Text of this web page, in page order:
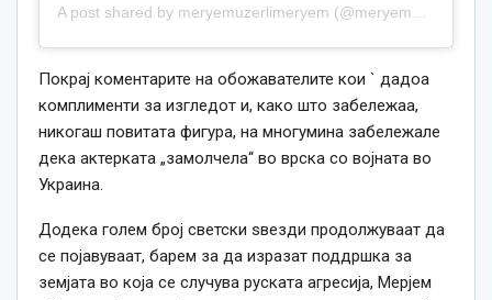
A post shared by meryemuzerlimeryem (@meryemuzerlimeryem)
Покрај коментарите на обожавателите кои ` дадоа
комплименти за изгледот и, како што забележаа,
никогаш повитата фигура, на многумина забележале
дека актерката „замолчела“ во врска со војната во
Украина.
Додека голем број светски ѕвезди продолжуваат да
се појавуваат, барем за да изразат поддршка за
земјата во која се случува руската агресија, Мерјем